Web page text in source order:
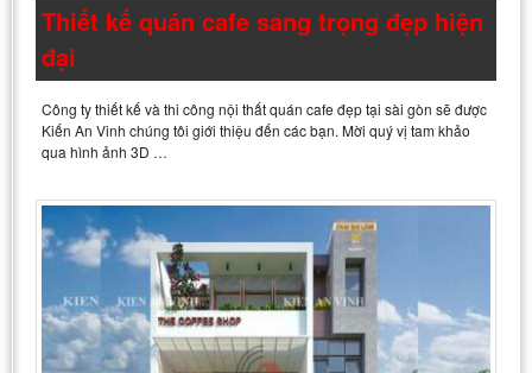
Thiết kế quán cafe sang trọng đẹp hiện
đại
Công ty thiết kế và thi công nội thất quán cafe đẹp tại sài gòn sẽ được
Kiến An Vinh chúng tôi giới thiệu đến các bạn. Mời quý vị tam khảo
qua hình ảnh 3D …